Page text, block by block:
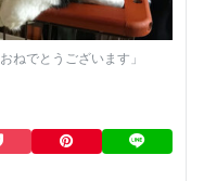
ねでとうございます」